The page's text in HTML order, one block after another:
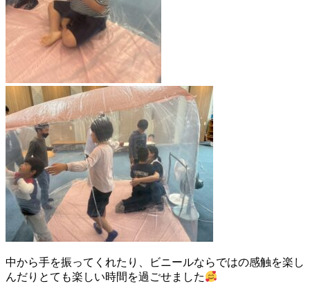
中から手を振ってくれたり、ビニールならではの感触を楽し
んだりとても楽しい時間を過ごせました